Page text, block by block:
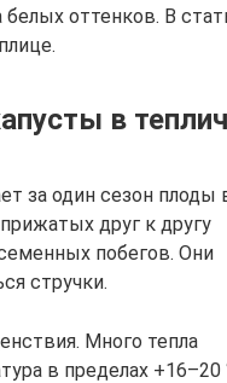
оттенков. В
в
за один сезон плоды
друг к другу
побегов. Они
стручки.
Много тепла
в пределах +16–20